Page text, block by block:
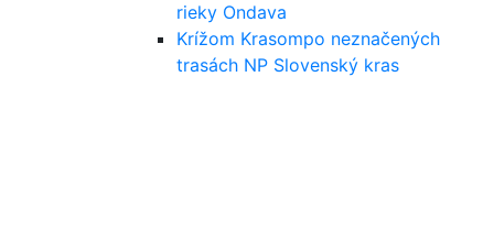
rieky Ondava
Krížom Krasompo neznačených
trasách NP Slovenský kras